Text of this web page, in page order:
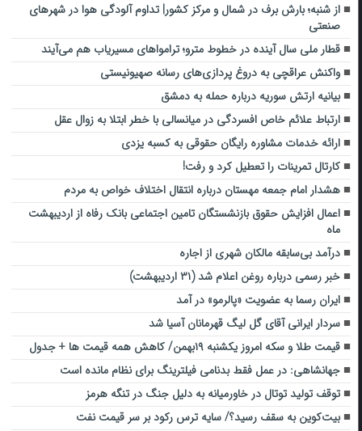
از شنبه؛ بارش برف در شمال و مرکز کشور| تداوم آلودگی هوا در شهرهای
صنعتی
قطار ملی سال آینده در خطوط مترو؛ ترامواهای مسیریاب هم می‌آیند
واکنش عراقچی به دروغ پردازی‌های رسانه صهیونیستی
بیانیه ارتش سوریه درباره حمله به دمشق
ارتباط علائم خاص افسردگی در میانسالی با خطر ابتلا به زوال عقل
ارائه خدمات مشاوره رایگان حقوقی به کسبه یزدی
کارتال تمرینات را تعطیل کرد و رفت!
هشدار امام جمعه مهستان درباره انتقال اختلاف خواص به مردم
اعمال افزایش حقوق بازنشستگان تامین اجتماعی بانک رفاه از اردیبهشت
ماه
درآمد بی‌سابقه مالکان شهری از اجاره
خبر رسمی درباره روغن اعلام شد (۳۱ اردیبهشت)
ایران رسما به عضویت «پالرمو» در آمد
سردار ایرانی آقای گل لیگ قهرمانان آسیا شد
قیمت طلا و سکه امروز یکشنبه ۱۹بهمن/ کاهش همه قیمت ها + جدول
جهانشاهی: در عمل فقط بدنامی فیلترینگ برای نظام مانده است
توقف تولید توتال در خاورمیانه به دلیل جنگ در تنگه هرمز
بیت‌کوین به سقف رسید؟/ سایه ترس رکود بر سر قیمت نفت